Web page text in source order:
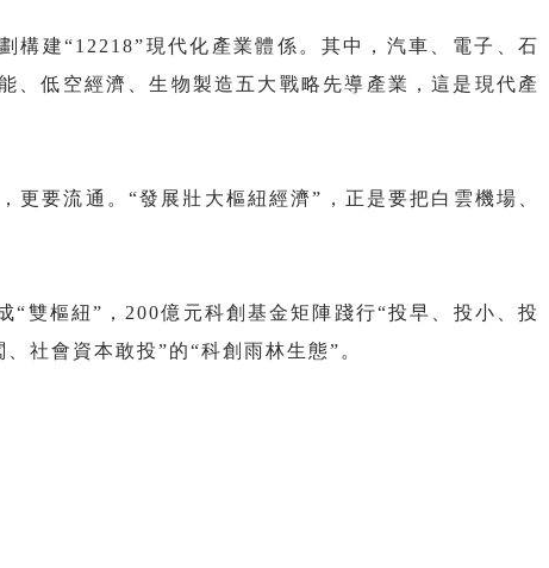
構建“12218”現代化產業體係。其中，汽車、電子、石
、低空經濟、生物製造五大戰略先導產業，這是現代產
要流通。“發展壯大樞紐經濟”，正是要把白雲機場、
雙樞紐”，200億元科創基金矩陣踐行“投早、投小、投
社會資本敢投”的“科創雨林生態”。